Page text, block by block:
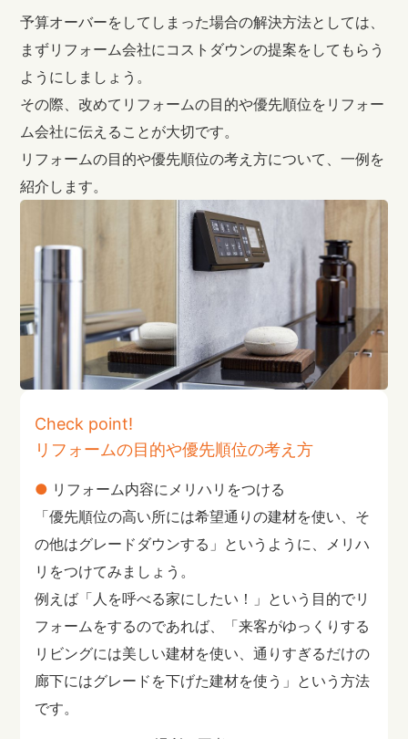
予算オーバーをしてしまった場合の解決方法としては、
まずリフォーム会社にコストダウンの提案をしてもらう
ようにしましょう。
その際、改めてリフォームの目的や優先順位をリフォー
ム会社に伝えることが大切です。
リフォームの目的や優先順位の考え方について、一例を
紹介します。
Check point!
リフォームの目的や優先順位の考え方
リフォーム内容にメリハリをつける
「優先順位の高い所には希望通りの建材を使い、そ
の他はグレードダウンする」というように、メリハ
リをつけてみましょう。
例えば「人を呼べる家にしたい！」という目的でリ
フォームをするのであれば、「来客がゆっくりする
リビングには美しい建材を使い、通りすぎるだけの
廊下にはグレードを下げた建材を使う」という方法
です。